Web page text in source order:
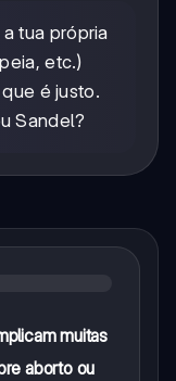
tua própria
etc.)
é justo.
Sandel?
muitas
aborto ou